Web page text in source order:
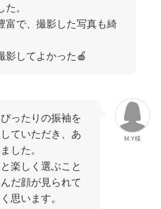
た。
富で、撮影した写真も綺
影してよかった🍎
M.Y様
ったりの振袖を
ていただき、あ
した。
楽しく選ぶこと
だ顔が見られて
思います。